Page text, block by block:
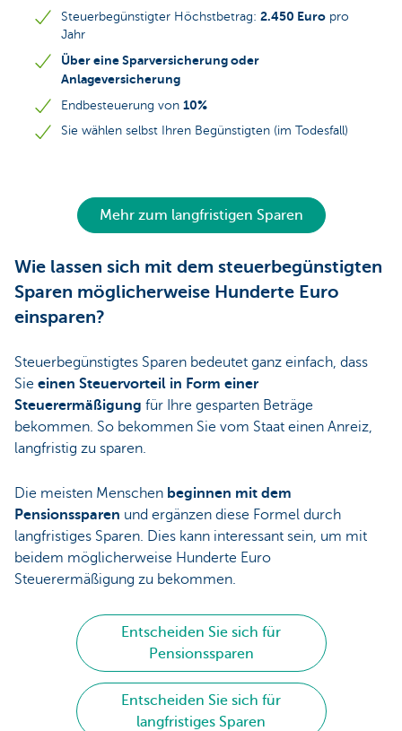
Steuerbegünstigter Höchstbetrag: 2.450 Euro pro
Jahr
Über eine Sparversicherung oder
Anlageversicherung
Endbesteuerung von 10%
Sie wählen selbst Ihren Begünstigten (im Todesfall)
Mehr zum langfristigen Sparen
Wie lassen sich mit dem steuerbegünstigten
Sparen möglicherweise Hunderte Euro
einsparen?
Steuerbegünstigtes Sparen bedeutet ganz einfach, dass
Sie einen Steuervorteil in Form einer
Steuerermäßigung für Ihre gesparten Beträge
bekommen. So bekommen Sie vom Staat einen Anreiz,
langfristig zu sparen.
Die meisten Menschen beginnen mit dem
Pensionssparen und ergänzen diese Formel durch
langfristiges Sparen. Dies kann interessant sein, um mit
beidem möglicherweise Hunderte Euro
Steuerermäßigung zu bekommen.
Entscheiden Sie sich für
Pensionssparen
Entscheiden Sie sich für
langfristiges Sparen